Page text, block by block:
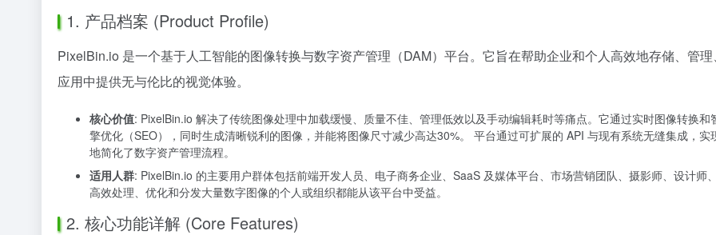
1. 产品档案 (Product Profile)
PixelBin.io 是一个基于人工智能的图像转换与数字资产管理（DAM）平台。它旨在帮助企业和个人高效地存储、管
应用中提供无与伦比的视觉体验。
核心价值: PixelBin.io 解决了传统图像处理中加载缓慢、质量不佳、管理低效以及手动编辑耗时等痛点。它通过实时图像转换
擎优化（SEO），同时生成清晰锐利的图像，并能将图像尺寸减少高达30%。 平台通过可扩展的 API 与现有系统无缝集成，
地简化了数字资产管理流程。
适用人群: PixelBin.io 的主要用户群体包括前端开发人员、电子商务企业、SaaS 及媒体平台、市场营销团队、摄影师、设计
高效处理、优化和分发大量数字图像的个人或组织都能从该平台中受益。
2. 核心功能详解 (Core Features)